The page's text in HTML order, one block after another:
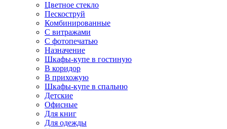
Цветное стекло
Пескоструй
Комбинированные
С витражами
С фотопечатью
Назначение
Шкафы-купе в гостиную
В коридор
В прихожую
Шкафы-купе в спальню
Детские
Офисные
Для книг
Для одежды